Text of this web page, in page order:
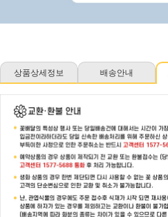
상품상세정보 배송안내